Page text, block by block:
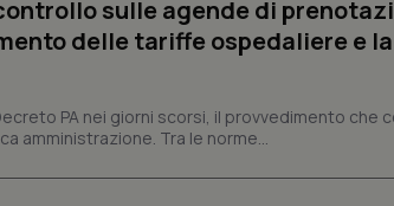
sulle agende di
delle tariffe ospedaliere e la
PA nei giorni scorsi, il provvedimento che
amministrazione. Tra le norme...
Marketing
il sito web abilitandone funzionalità di base quali la
non è in grado di funzionare correttamente senza questi
/Dominio Scadenza
Descrizione
settimane
scelte di consenso e privacy